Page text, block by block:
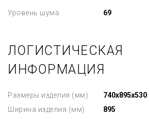
Уровень шума 69
ЛОГИСТИЧЕСКАЯ
ИНФОРМАЦИЯ
Размеры изделия (мм)
740x895x530
Ширина изделия (мм)
895